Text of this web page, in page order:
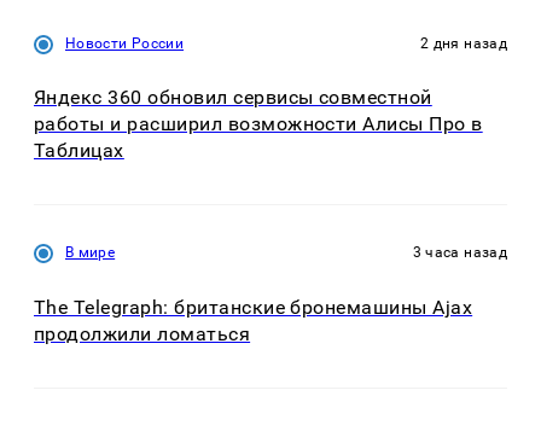
Новости России 2 дня назад
Яндекс 360 обновил сервисы совместной
работы и расширил возможности Алисы Про в
Таблицах
В мире 3 часа назад
The Telegraph: британские бронемашины Ajax
продолжили ломаться